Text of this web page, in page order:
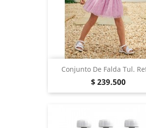
Conjunto De Falda Tul.
Precio
$ 239.500